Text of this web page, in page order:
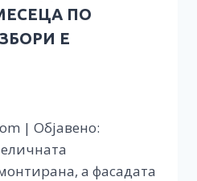
ПО
Е
| Објавено:
а фасадата